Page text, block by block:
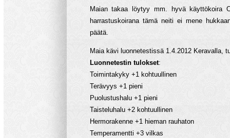
Maian takaa löytyy mm. hyvä käyttökoira
harrastuskoirana tämä neiti ei mene
päätä.
Maia kävi luonnetestissä 1.4.2012 Keravalla,
Luonnetestin tulokset:
Toimintakyky +1 kohtuullinen
Terävyys +1 pieni
Puolustushalu +1 pieni
Taisteluhalu +2 kohtuullinen
Hermorakenne +1 hieman rauhaton
Temperamentti +3 vilkas